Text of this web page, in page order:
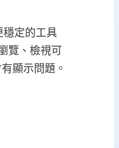
定的工具
覽、檢視可
顯示問題。